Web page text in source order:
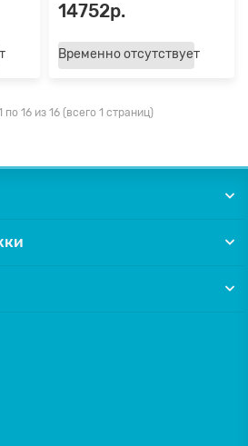
14752р.
Временно отсутствует
по 16 из 16 (всего 1 страниц)